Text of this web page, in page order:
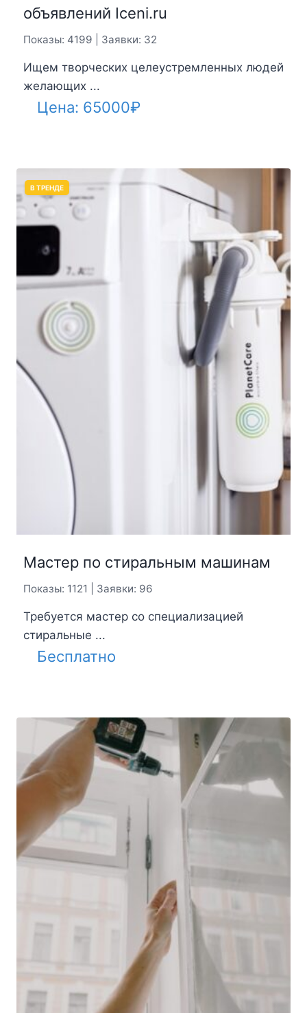
объявлений Iceni.ru
Показы: 4199 | Заявки: 32
Ищем творческих целеустремленных людей
желающих ...
Цена: 65000₽
В ТРЕНДЕ
Мастер по стиральным машинам
Показы: 1121 | Заявки: 96
Требуется мастер со специализацией
стиральные ...
Бесплатно